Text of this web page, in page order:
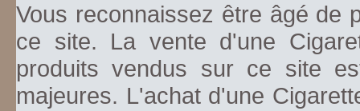
Vous reconnaissez être âgé de
ce site. La vente d'une
produits vendus sur ce site
majeures. L'achat d'une